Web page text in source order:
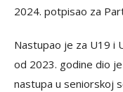
2024. potpisao za
Nastupao je za U19 i
od 2023. godine dio
nastupa u seniorskoj